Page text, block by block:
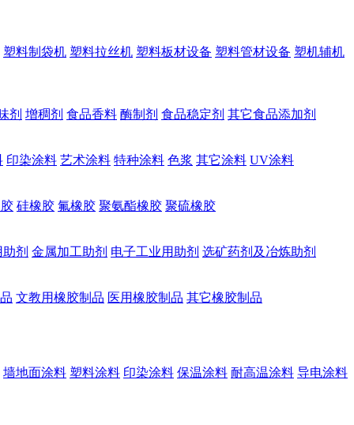
塑料制袋机 塑料拉丝机 塑料板材设备 塑料管材设备 塑机辅机
剂 增稠剂 食品香料 酶制剂 食品稳定剂 其它食品添加剂
印染涂料 艺术涂料 特种涂料 色浆 其它涂料 UV涂料
硅橡胶 氟橡胶 聚氨酯橡胶 聚硫橡胶
剂 金属加工助剂 电子工业用助剂 选矿药剂及冶炼助剂
文教用橡胶制品 医用橡胶制品 其它橡胶制品
墙地面涂料 塑料涂料 印染涂料 保温涂料 耐高温涂料 导电涂料